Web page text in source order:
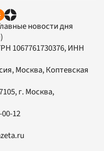
новости дня
1067761730376, ИНН
Москва, Коптевская
, г. Москва,
12